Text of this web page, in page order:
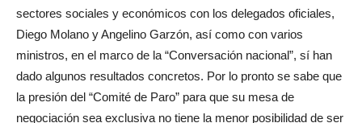
sectores sociales y económicos con los delegados oficiales,
Diego Molano y Angelino Garzón, así como con varios
ministros, en el marco de la “Conversación nacional”, sí han
dado algunos resultados concretos. Por lo pronto se sabe que
la presión del “Comité de Paro” para que su mesa de
negociación sea exclusiva no tiene la menor posibilidad de ser